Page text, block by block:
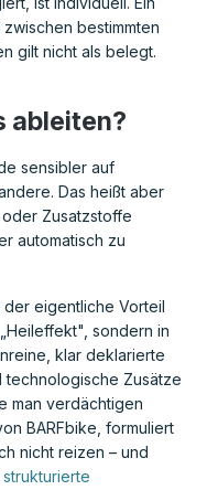
bestimmten
gilt nicht als belegt.
ableiten?
sensibler auf
Das heißt aber
Zusatzstoffe
automatisch zu
der eigentliche Vorteil
sondern in
klar deklarierte
technologische Zusätze
man verdächtigen
BARFbike, formuliert
nicht reizen – und
strukturierte